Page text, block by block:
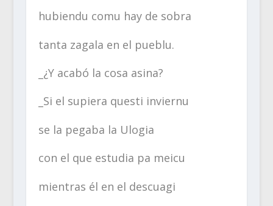
hubiendu comu hay de sobra
tanta zagala en el pueblu.
_¿Y acabó la cosa asina?
_Si el supiera questi inviernu
se la pegaba la Ulogia
con el que estudia pa meicu
mientras él en el descuagi